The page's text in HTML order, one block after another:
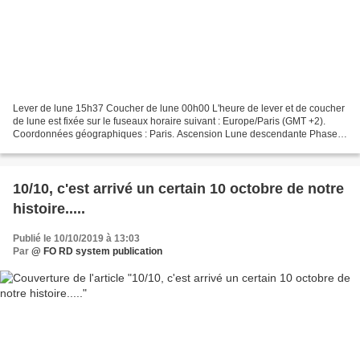
Lever de lune 15h37 Coucher de lune 00h00 L'heure de lever et de coucher
de lune est fixée sur le fuseaux horaire suivant : Europe/Paris (GMT +2).
Coordonnées géographiques : Paris. Ascension Lune descendante Phase
10/10, c'est arrivé un certain 10 octobre de notre
histoire.....
Publié le 10/10/2019 à 13:03
Par @ FO RD system publication